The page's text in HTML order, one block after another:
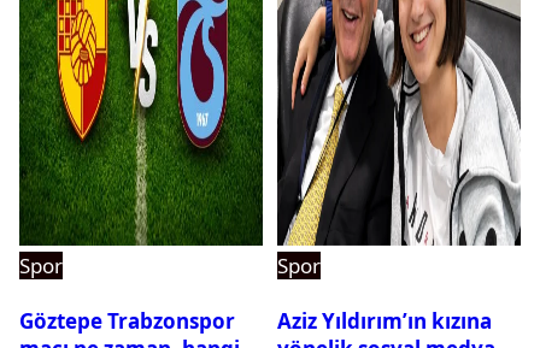
Spor
Göztepe Trabzonspor
Spor
Aziz Yıldırım’ın kızına